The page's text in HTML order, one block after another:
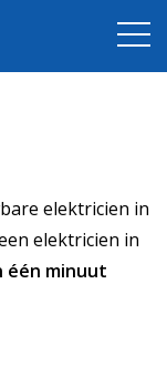
elektricien in
elektricien in
één minuut